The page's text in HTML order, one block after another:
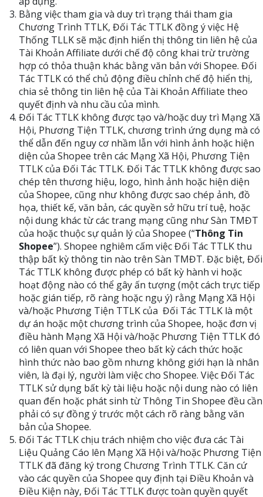
Bằng việc tham gia và duy trì trạng thái tham gia
Chương Trình TTLK, Đối Tác TTLK đồng ý việc Hệ
Thống TLLK sẽ mặc định hiển thị thông tin liên hệ của
Tài Khoản Affiliate dưới chế độ công khai trừ trường
hợp có thỏa thuận khác bằng văn bản với Shopee. Đối
Tác TTLK có thể chủ động điều chỉnh chế độ hiển thị,
chia sẻ thông tin liên hệ của Tài Khoản Affiliate theo
quyết định và nhu cầu của mình.
Đối Tác TTLK không được tạo và/hoặc duy trì Mạng Xã
Hội, Phương Tiện TTLK, chương trình ứng dụng mà có
thể dẫn đến nguy cơ nhầm lẫn với hình ảnh hoặc hiện
diện của Shopee trên các Mạng Xã Hội, Phương Tiện
TTLK của Đối Tác TTLK. Đối Tác TTLK không được sao
chép tên thương hiệu, logo, hình ảnh hoặc hiện diện
của Shopee, cũng như không được sao chép ảnh, đồ
họa, thiết kế, văn bản, các quyền sở hữu trí tuệ, hoặc
nội dung khác từ các trang mạng cũng như Sàn TMĐT
của hoặc thuộc sự quản lý của Shopee (“Thông Tin
Shopee”). Shopee nghiêm cấm việc Đối Tác TTLK thu
thập bất kỳ thông tin nào trên Sàn TMĐT. Đặc biệt, Đối
Tác TTLK không được phép có bất kỳ hành vi hoặc
hoạt động nào có thể gây ấn tượng (một cách trực tiếp
hoặc gián tiếp, rõ ràng hoặc ngụ ý) rằng Mạng Xã Hội
và/hoặc Phương Tiện TTLK của Đối Tác TTLK là một
dự án hoặc một chương trình của Shopee, hoặc đơn vị
điều hành Mạng Xã Hội và/hoặc Phương Tiện TTLK đó
có liên quan với Shopee theo bất kỳ cách thức hoặc
hình thức nào bao gồm nhưng không giới hạn là nhân
viên, là đại lý, người làm việc cho Shopee. Việc Đối Tác
TTLK sử dụng bất kỳ tài liệu hoặc nội dung nào có liên
quan đến hoặc phát sinh từ Thông Tin Shopee đều cần
phải có sự đồng ý trước một cách rõ ràng bằng văn
bản của Shopee.
Đối Tác TTLK chịu trách nhiệm cho việc đưa các Tài
Liệu Quảng Cáo lên Mạng Xã Hội và/hoặc Phương Tiện
TTLK đã đăng ký trong Chương Trình TTLK. Căn cứ
vào các quyền của Shopee quy định tại Điều Khoản và
Điều Kiện này, Đối Tác TTLK được toàn quyền quyết